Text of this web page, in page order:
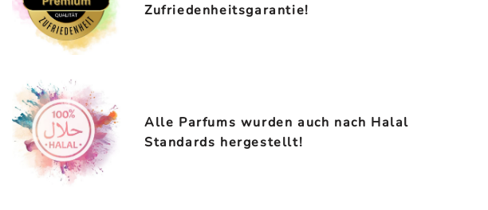
Zufriedenheitsgarantie!
Alle Parfums wurden auch nach Halal
Standards hergestellt!